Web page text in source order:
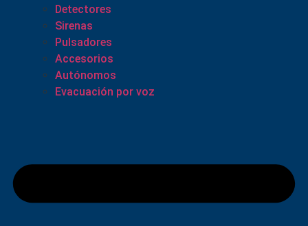
Detectores
Sirenas
Pulsadores
Accesorios
Autónomos
Evacuación por voz